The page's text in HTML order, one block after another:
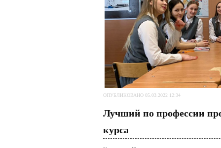
ОПУБЛИКОВАНО 05.03.2022 12:34
Лучший по профессии
курса